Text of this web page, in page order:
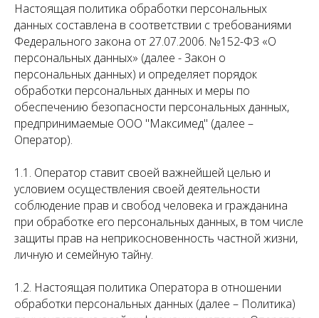
Настоящая политика обработки персональных
данных составлена в соответствии с требованиями
Федерального закона от 27.07.2006. №152-ФЗ «О
персональных данных» (далее - Закон о
персональных данных) и определяет порядок
обработки персональных данных и меры по
обеспечению безопасности персональных данных,
предпринимаемые ООО "Максимед" (далее –
Оператор).
1.1. Оператор ставит своей важнейшей целью и
условием осуществления своей деятельности
соблюдение прав и свобод человека и гражданина
при обработке его персональных данных, в том числе
защиты прав на неприкосновенность частной жизни,
личную и семейную тайну.
1.2. Настоящая политика Оператора в отношении
обработки персональных данных (далее – Политика)